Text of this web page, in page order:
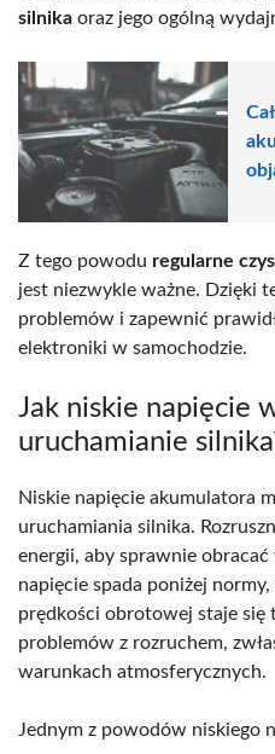
silnika oraz jego ogólną
Z tego powodu regularne
jest niezwykle ważne. Dzięki
problemów i zapewnić
elektroniki w samochodzie.
Jak niskie napięcie
uruchamianie
Niskie napięcie akumulatora
uruchamiania silnika.
energii, aby sprawnie
napięcie spada poniżej
prędkości obrotowej staje się
problemów z rozruchem,
warunkach atmosferycznych.
Jednym z powodów niskiego